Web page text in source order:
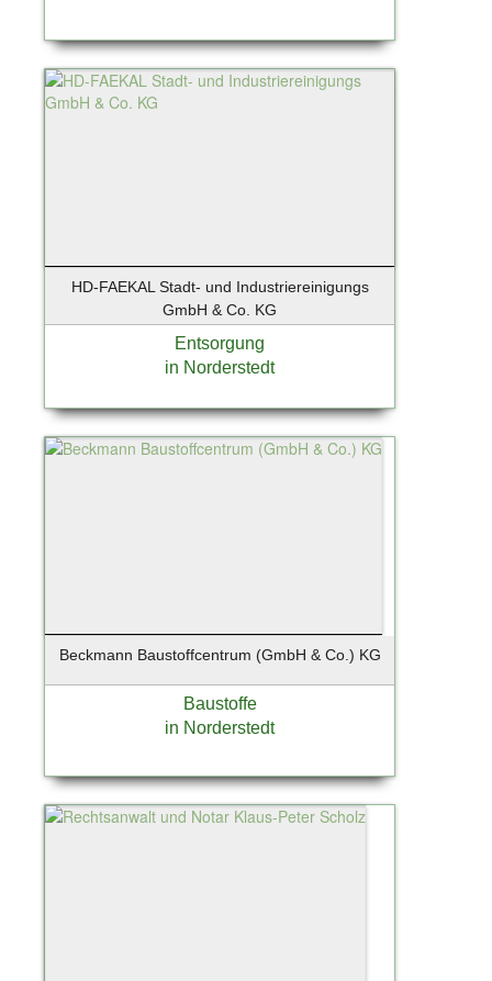
HD-FAEKAL Stadt- und Industriereinigungs
GmbH & Co. KG
Entsorgung
in Norderstedt
Beckmann Baustoffcentrum (GmbH & Co.) KG
Baustoffe
in Norderstedt